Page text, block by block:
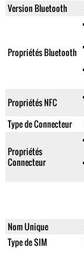
Version Bluetooth
Propriétés Bluetooth
Propriétés NFC
Type de Connecteur
Propriétés
Connecteur
Nom Unique
Type de SIM